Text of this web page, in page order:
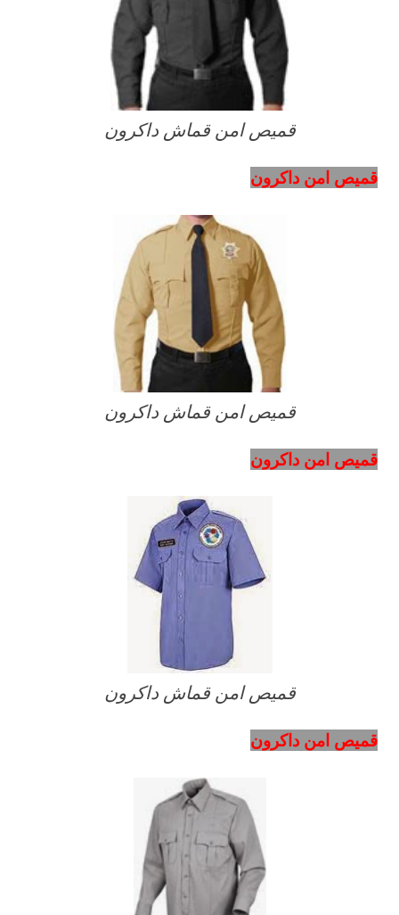
قميص امن قماش داكرون
قميص امن داكرون
قميص امن قماش داكرون
قميص امن داكرون
قميص امن قماش داكرون
قميص امن داكرون